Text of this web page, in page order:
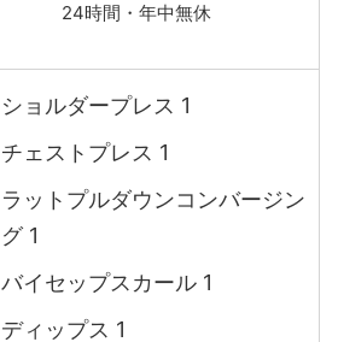
24時間・年中無休
ショルダープレス 1
チェストプレス 1
ラットプルダウンコンバージン
グ 1
バイセップスカール 1
ディップス 1